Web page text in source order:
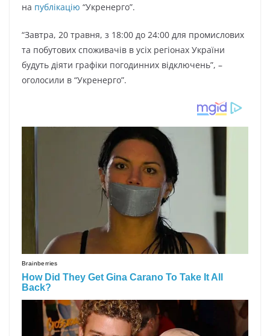
на публікацію “Укренерго”.
“Завтра, 20 травня, з 18:00 до 24:00 для промислових
та побутових споживачів в усіх регіонах України
будуть діяти графіки погодинних відключень”, –
оголосили в “Укренерго”.